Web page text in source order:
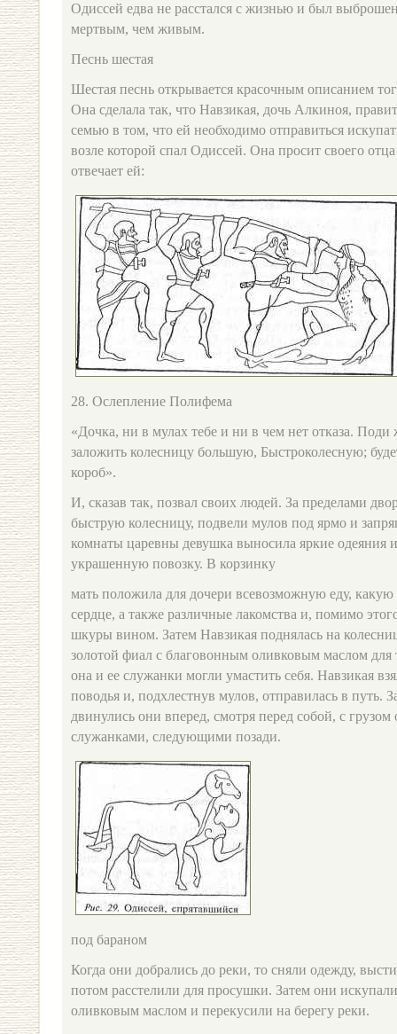
Одиссей едва не расстался с жизнью и был
мертвым, чем живым.
Песнь шестая
Шестая песнь открывается красочным описанием
Она сделала так, что Навзикая, дочь Алкиноя,
семью в том, что ей необходимо отправиться
возле которой спал Одиссей. Она просит своего
отвечает ей:
28. Ослепление Полифема
«Дочка, ни в мулах тебе и ни в чем нет отказа.
заложить колесницу большую, Быстроколесную;
короб».
И, сказав так, позвал своих людей. За пределами
быструю колесницу, подвели мулов под ярмо и
комнаты царевны девушка выносила яркие одеяния
украшенную повозку. В корзинку
мать положила для дочери всевозможную еду,
сердце, а также различные лакомства и, помимо
шкуры вином. Затем Навзикая поднялась на
золотой фиал с благовонным оливковым маслом для
она и ее служанки могли умастить себя. Навзикая
поводья и, подхлестнув мулов, отправилась в путь.
двинулись они вперед, смотря перед собой, с
служанками, следующими позади.
под бараном
Когда они добрались до реки, то сняли одежду,
потом расстелили для просушки. Затем они
оливковым маслом и перекусили на берегу реки.